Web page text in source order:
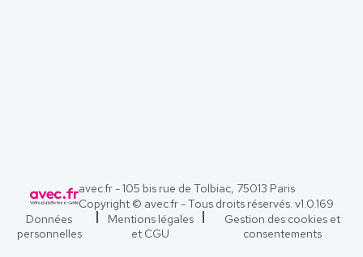
avec.fr - 105 bis rue de Tolbiac, 75013 Paris
Copyright © avec.fr - Tous droits réservés. v1.0.169
Données
personnelles
Mentions légales
et CGU
Gestion des cookies et
consentements